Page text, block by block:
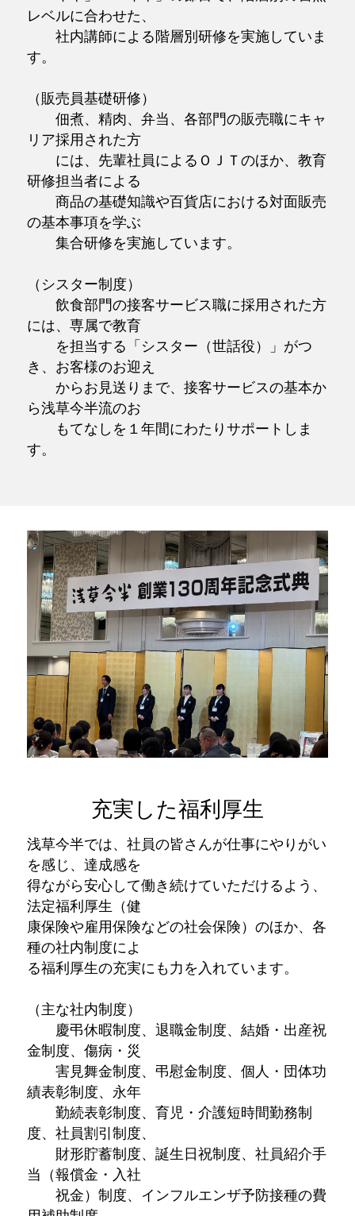
レベルに合わせた、
社内講師による階層別研修を実施していま
す。
（販売員基礎研修）
佃煮、精肉、弁当、各部門の販売職にキャ
リア採用された方
には、先輩社員によるＯＪＴのほか、教育
研修担当者による
商品の基礎知識や百貨店における対面販売
の基本事項を学ぶ
集合研修を実施しています。
（シスター制度）
飲食部門の接客サービス職に採用された方
には、専属で教育
を担当する「シスター（世話役）」がつ
き、お客様のお迎え
からお見送りまで、接客サービスの基本か
ら浅草今半流のお
もてなしを１年間にわたりサポートしま
す。
充実した福利厚生
浅草今半では、社員の皆さんが仕事にやりがい
を感じ、達成感を
得ながら安心して働き続けていただけるよう、
法定福利厚生（健
康保険や雇用保険などの社会保険）のほか、各
種の社内制度によ
る福利厚生の充実にも力を入れています。
（主な社内制度）
慶弔休暇制度、退職金制度、結婚・出産祝
金制度、傷病・災
害見舞金制度、弔慰金制度、個人・団体功
績表彰制度、永年
勤続表彰制度、育児・介護短時間勤務制
度、社員割引制度、
財形貯蓄制度、誕生日祝制度、社員紹介手
当（報償金・入社
祝金）制度、インフルエンザ予防接種の費